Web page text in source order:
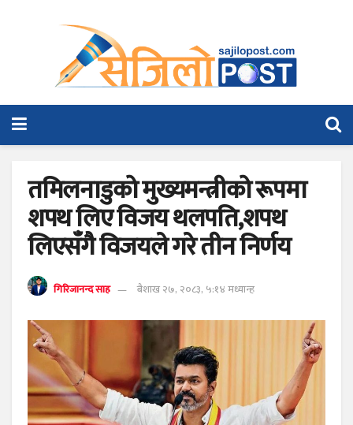
तमिलनाडुको मुख्यमन्त्रीको रूपमा
शपथ लिए विजय थलपति,शपथ
लिएसँगै विजयले गरे तीन निर्णय
गिरिजानन्द साह बैशाख २७, २०८३, ५:१४ मध्यान्ह